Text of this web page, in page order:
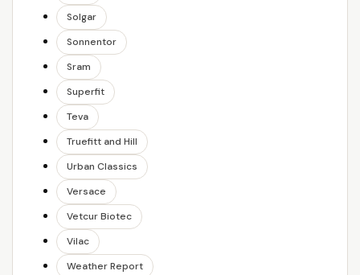
Solgar
Sonnentor
Sram
Superfit
Teva
Truefitt and Hill
Urban Classics
Versace
Vetcur Biotec
Vilac
Weather Report